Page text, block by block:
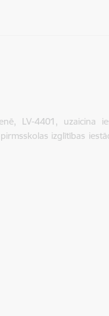
LV-4401, uzaicina
izglītības